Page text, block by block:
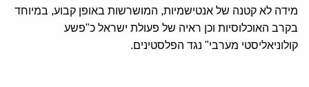
מידה לא קטנה של אנטישמיות, המושרשות באופן קבוע, במיוחד
בקרב האוכלוסיות וכן ראיה של פעולת ישראל כ"פשע
קולוניאליסטי מערבי" נגד הפלסטינים.